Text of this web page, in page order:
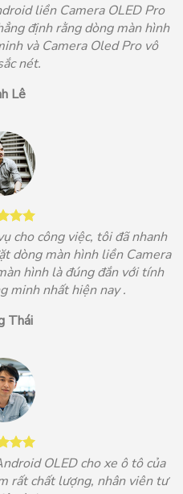
liền Camera OLED Pro
định rằng dòng màn hình
và Camera Oled Pro vô
nét.
Lê
cho công việc, tôi đã nhanh
dòng màn hình liền Camera
hình là đúng đắn với tính
minh nhất hiện nay .
Thái
OLED cho xe ô tô của
rất chất lượng, nhân viên tư